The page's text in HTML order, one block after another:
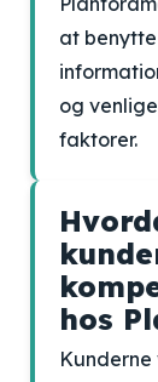
at
og
faktorer.
hos